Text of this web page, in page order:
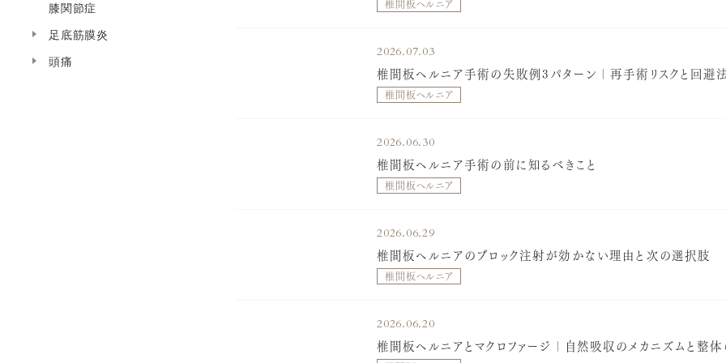
膝関節症
足底筋膜炎
頭痛
椎間板ヘルニア
2026.07.03
椎間板ヘルニア手術の失敗例3パターン｜再手術リスクと回避
椎間板ヘルニア
2026.06.30
椎間板ヘルニア手術の前に知るべきこと
椎間板ヘルニア
2026.06.29
椎間板ヘルニアのブロック注射が効かない理由と次の選択肢
椎間板ヘルニア
2026.06.20
椎間板ヘルニアとマクロファージ｜自然吸収のメカニズムと整